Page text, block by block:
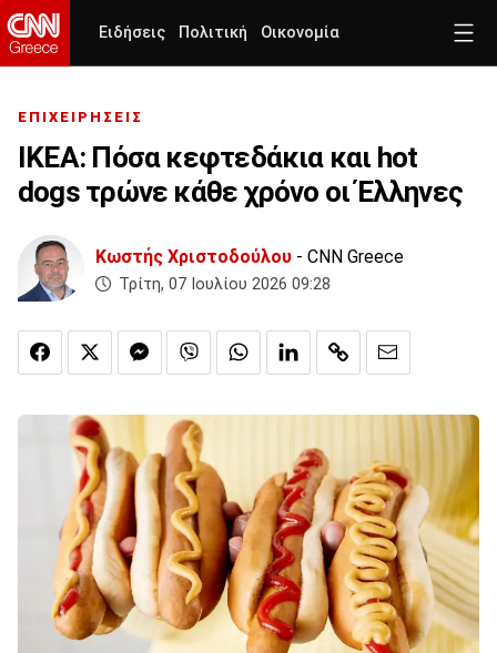
Ειδήσεις Πολιτική Οικονομία
ΕΠΙΧΕΙΡΗΣΕΙΣ
IKEA: Πόσα κεφτεδάκια και hot
dogs τρώνε κάθε χρόνο οι Έλληνες
Κωστής Χριστοδούλου - CNN Greece
Τρίτη, 07 Ιουλίου 2026 09:28